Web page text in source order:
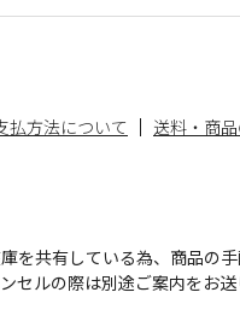
払方法について
送料・商
を共有している為、商品の
セルの際は別途ご案内をお